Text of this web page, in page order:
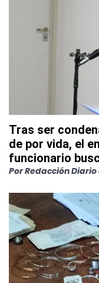
Tras ser
de por vida, el
funcionario
PorRedacción Diario